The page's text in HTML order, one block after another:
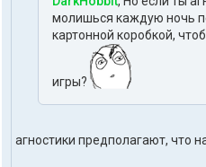
молишься каждую ночь
картонной коробкой,
игры?
агностики предполагают, что